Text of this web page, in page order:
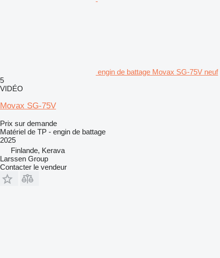
engin de battage Movax SG-75V neuf
5
VIDÉO
Movax SG-75V
Prix sur demande
Matériel de TP - engin de battage
2025
Finlande, Kerava
Larssen Group
Contacter le vendeur